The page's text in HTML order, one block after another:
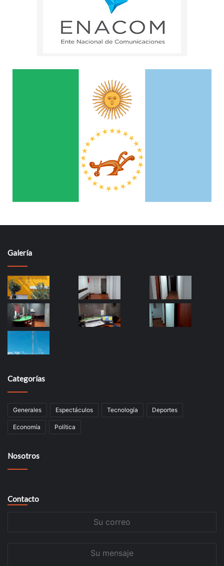
Galería
Categorías
Generales Espectáculos Tecnología Deportes
Economía Política
Nosotros
Contacto